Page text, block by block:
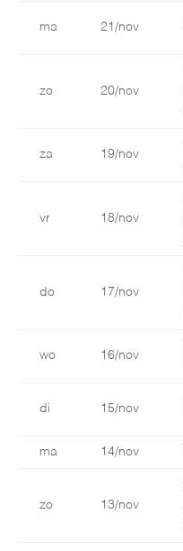
ma 21/nov
zo 20/nov
za 19/nov
vr 18/nov
do 17/nov
wo 16/nov
di 15/nov
ma 14/nov
zo 13/nov